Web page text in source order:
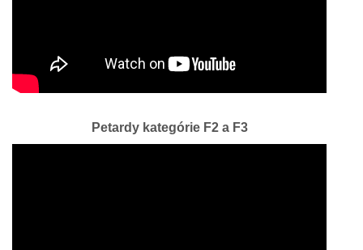
Petardy kategórie F2 a F3